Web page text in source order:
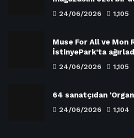
24/06/2026 1,105
Muse For All ve Mon
İstinyePark’ta
24/06/2026 1,105
64 sanatçıdan ‘Organ
24/06/2026 1,104